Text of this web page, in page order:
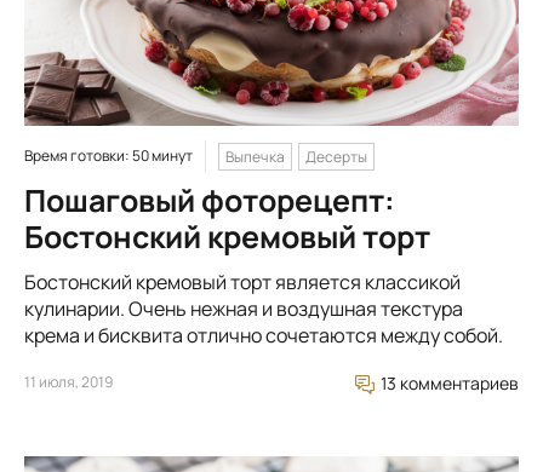
Время готовки: 50 минут Выпечка Десерты
Пошаговый фоторецепт:
Бостонский кремовый торт
Бостонский кремовый торт является классикой
кулинарии. Очень нежная и воздушная текстура
крема и бисквита отлично сочетаются между собой.
11 июля, 2019 13 комментариев